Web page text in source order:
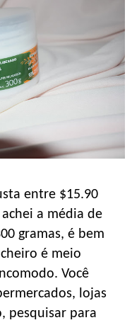
entre $15.90
a média de
gramas, é bem
é meio
Você
lojas
pesquisar para